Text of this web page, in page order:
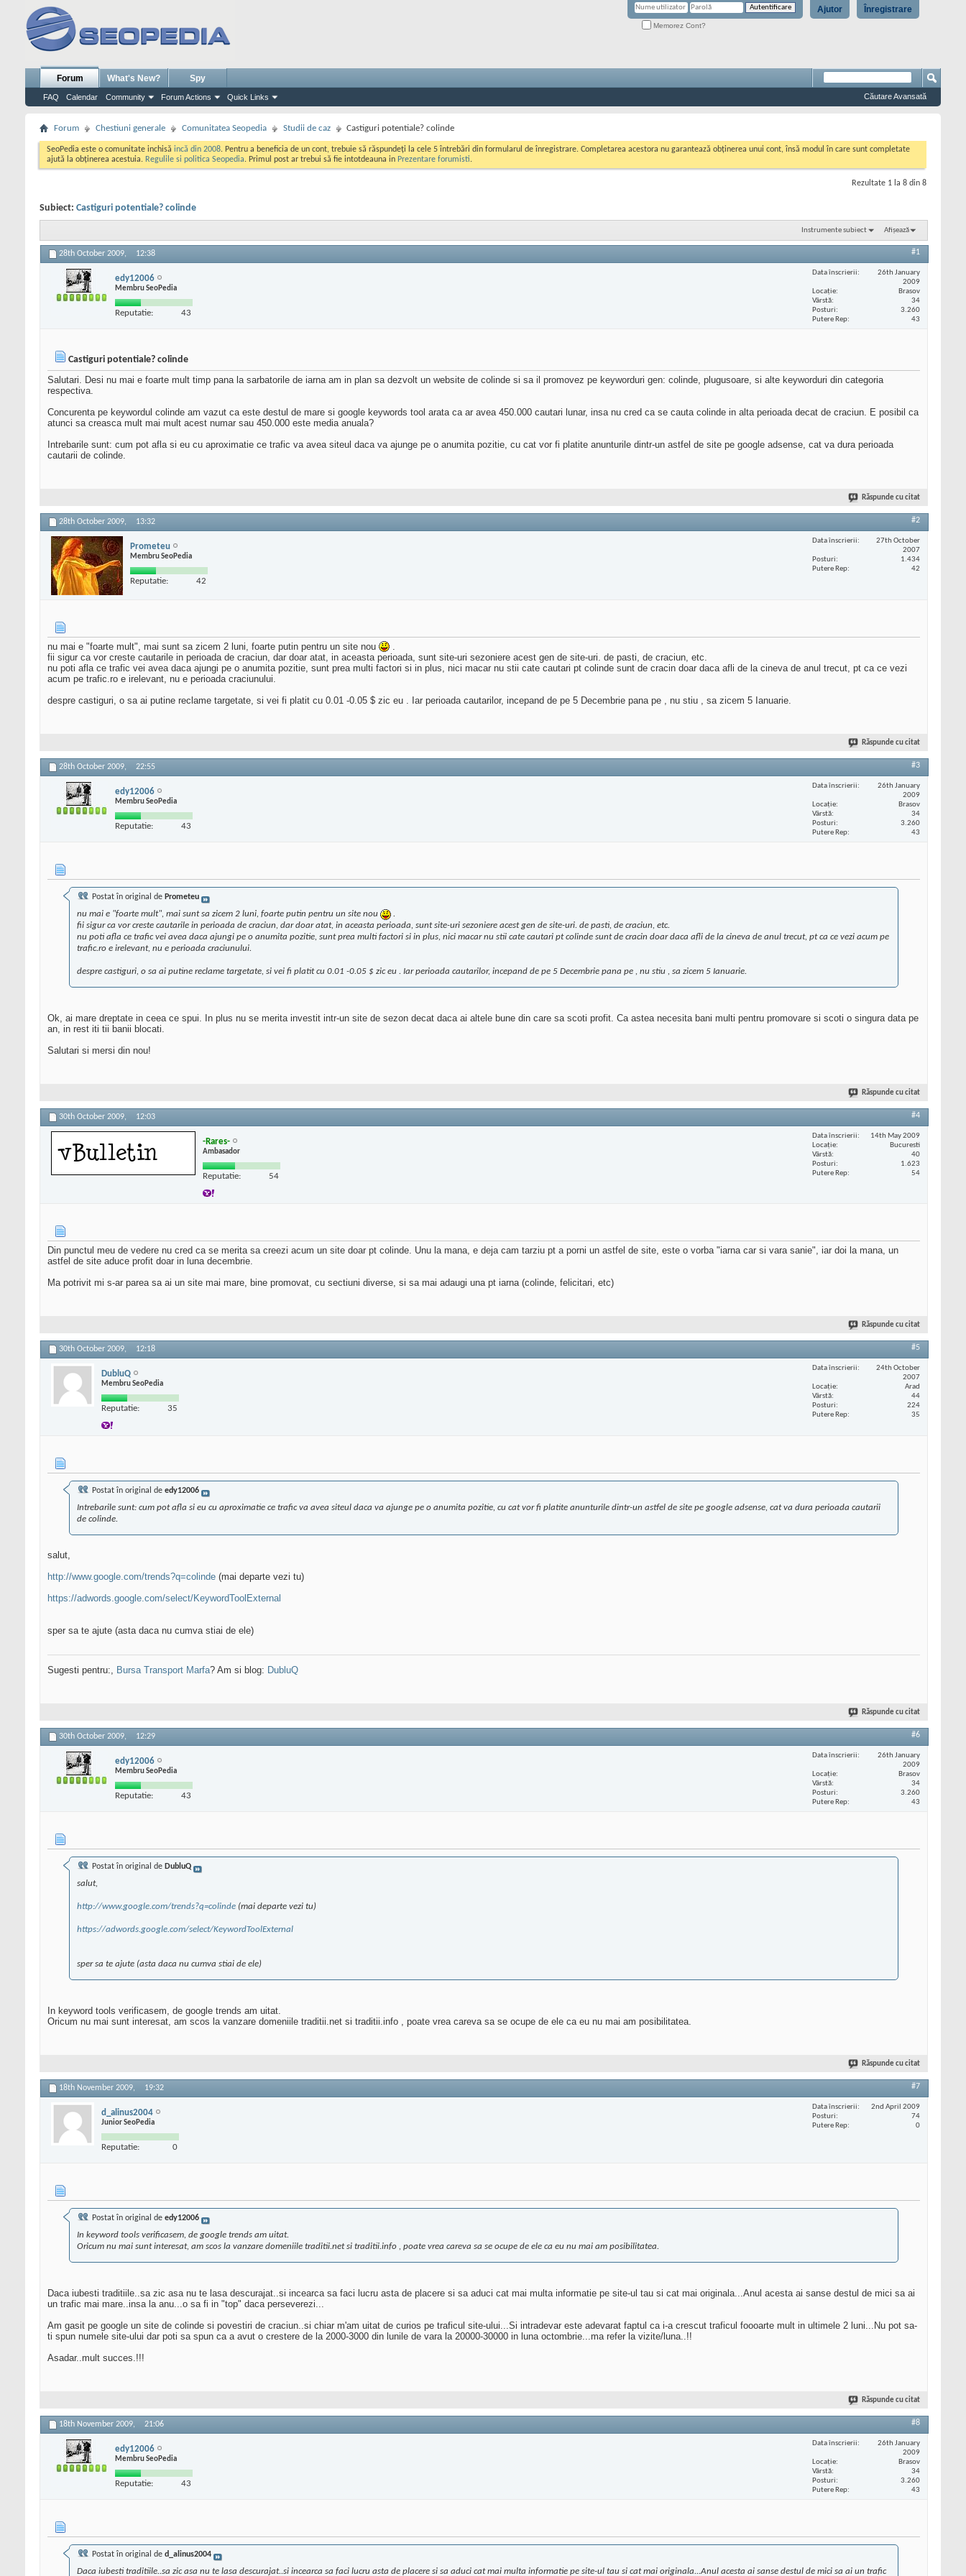
Înregistrare
Ajutor
Memorez Cont?
Forum
FAQ Calendar Community Forum Actions Quick Links
What's New? Spy
Căutare Avansată
Forum Chestiuni generale Comunitatea Seopedia Studii de caz Castiguri potentiale? colinde
SeoPedia este o comunitate inchisă incă din 2008. Pentru a beneficia de un cont, trebuie să răspundeți la cele 5 întrebări din formularul de înregistrare. Completarea acestora nu garantează obținerea unui cont, însă modul în care sunt completate
ajută la obținerea acestuia. Regulile si politica Seopedia. Primul post ar trebui să fie intotdeauna in Prezentare forumisti.
Rezultate 1 la 8 din 8
Subiect: Castiguri potentiale? colinde
Instrumente subiect Afișează
28th October 2009, 12:38 #1
edy12006
Membru SeoPedia
Reputatie: 43
Data înscrierii
26th January
2009
Locaţie
Brasov
Vârstă
34
Posturi
3.260
Putere Rep
43
Castiguri potentiale? colinde
Salutari. Desi nu mai e foarte mult timp pana la sarbatorile de iarna am in plan sa dezvolt un website de colinde si sa il promovez pe keyworduri gen: colinde, plugusoare, si alte keyworduri din categoria
respectiva.
Concurenta pe keywordul colinde am vazut ca este destul de mare si google keywords tool arata ca ar avea 450.000 cautari lunar, insa nu cred ca se cauta colinde in alta perioada decat de craciun. E posibil ca
atunci sa creasca mult mai mult acest numar sau 450.000 este media anuala?
Intrebarile sunt: cum pot afla si eu cu aproximatie ce trafic va avea siteul daca va ajunge pe o anumita pozitie, cu cat vor fi platite anunturile dintr-un astfel de site pe google adsense, cat va dura perioada
cautarii de colinde.
Răspunde cu citat
28th October 2009, 13:32 #2
Prometeu
Membru SeoPedia
Reputatie: 42
Data înscrierii
27th October
2007
Posturi
1.434
Putere Rep
42
nu mai e "foarte mult", mai sunt sa zicem 2 luni, foarte putin pentru un site nou
.
fii sigur ca vor creste cautarile in perioada de craciun, dar doar atat, in aceasta perioada, sunt site-uri sezoniere acest gen de site-uri. de pasti, de craciun, etc.
nu poti afla ce trafic vei avea daca ajungi pe o anumita pozitie, sunt prea multi factori si in plus, nici macar nu stii cate cautari pt colinde sunt de cracin doar daca afli de la cineva de anul trecut, pt ca ce vezi
acum pe trafic.ro e irelevant, nu e perioada craciunului.
despre castiguri, o sa ai putine reclame targetate, si vei fi platit cu 0.01 -0.05 $ zic eu . Iar perioada cautarilor, incepand de pe 5 Decembrie pana pe , nu stiu , sa zicem 5 Ianuarie.
Răspunde cu citat
28th October 2009, 22:55 #3
edy12006
Membru SeoPedia
Reputatie: 43
Data înscrierii
26th January
2009
Locaţie
Brasov
Vârstă
34
Posturi
3.260
Putere Rep
43
Postat în original de Prometeu
nu mai e "foarte mult", mai sunt sa zicem 2 luni, foarte putin pentru un site nou
.
fii sigur ca vor creste cautarile in perioada de craciun, dar doar atat, in aceasta perioada, sunt site-uri sezoniere acest gen de site-uri. de pasti, de craciun, etc.
nu poti afla ce trafic vei avea daca ajungi pe o anumita pozitie, sunt prea multi factori si in plus, nici macar nu stii cate cautari pt colinde sunt de cracin doar daca afli de la cineva de anul trecut, pt ca ce vezi acum pe
trafic.ro e irelevant, nu e perioada craciunului.
despre castiguri, o sa ai putine reclame targetate, si vei fi platit cu 0.01 -0.05 $ zic eu . Iar perioada cautarilor, incepand de pe 5 Decembrie pana pe , nu stiu , sa zicem 5 Ianuarie.
Ok, ai mare dreptate in ceea ce spui. In plus nu se merita investit intr-un site de sezon decat daca ai altele bune din care sa scoti profit. Ca astea necesita bani multi pentru promovare si scoti o singura data pe
an, in rest iti tii banii blocati.
Salutari si mersi din nou!
Răspunde cu citat
30th October 2009, 12:03 #4
-Rares-
Ambasador
Reputatie: 54
Data înscrierii
14th May 2009
Locaţie
Bucuresti
Vârstă
40
Posturi
1.623
Putere Rep
54
Din punctul meu de vedere nu cred ca se merita sa creezi acum un site doar pt colinde. Unu la mana, e deja cam tarziu pt a porni un astfel de site, este o vorba "iarna car si vara sanie", iar doi la mana, un
astfel de site aduce profit doar in luna decembrie.
Ma potrivit mi s-ar parea sa ai un site mai mare, bine promovat, cu sectiuni diverse, si sa mai adaugi una pt iarna (colinde, felicitari, etc)
Răspunde cu citat
30th October 2009, 12:18 #5
DubluQ
Membru SeoPedia
Reputatie: 35
Data înscrierii
24th October
2007
Locaţie
Arad
Vârstă
44
Posturi
224
Putere Rep
35
Postat în original de edy12006
Intrebarile sunt: cum pot afla si eu cu aproximatie ce trafic va avea siteul daca va ajunge pe o anumita pozitie, cu cat vor fi platite anunturile dintr-un astfel de site pe google adsense, cat va dura perioada cautarii
de colinde.
salut,
http://www.google.com/trends?q=colinde (mai departe vezi tu)
https://adwords.google.com/select/KeywordToolExternal
sper sa te ajute (asta daca nu cumva stiai de ele)
Sugesti pentru:, Bursa Transport Marfa? Am si blog: DubluQ
Răspunde cu citat
30th October 2009, 12:29 #6
edy12006
Membru SeoPedia
Reputatie: 43
Data înscrierii
26th January
2009
Locaţie
Brasov
Vârstă
34
Posturi
3.260
Putere Rep
43
Postat în original de DubluQ
salut,
http://www.google.com/trends?q=colinde (mai departe vezi tu)
https://adwords.google.com/select/KeywordToolExternal
sper sa te ajute (asta daca nu cumva stiai de ele)
In keyword tools verificasem, de google trends am uitat.
Oricum nu mai sunt interesat, am scos la vanzare domeniile traditii.net si traditii.info , poate vrea careva sa se ocupe de ele ca eu nu mai am posibilitatea.
Răspunde cu citat
18th November 2009, 19:32 #7
d_alinus2004
Junior SeoPedia
Reputatie: 0
Data înscrierii
2nd April 2009
Posturi
74
Putere Rep
0
Postat în original de edy12006
In keyword tools verificasem, de google trends am uitat.
Oricum nu mai sunt interesat, am scos la vanzare domeniile traditii.net si traditii.info , poate vrea careva sa se ocupe de ele ca eu nu mai am posibilitatea.
Daca iubesti traditiile..sa zic asa nu te lasa descurajat..si incearca sa faci lucru asta de placere si sa aduci cat mai multa informatie pe site-ul tau si cat mai originala...Anul acesta ai sanse destul de mici sa ai
un trafic mai mare..insa la anu...o sa fi in "top" daca perseverezi...
Am gasit pe google un site de colinde si povestiri de craciun..si chiar m'am uitat de curios pe traficul site-ului...Si intradevar este adevarat faptul ca i-a crescut traficul foooarte mult in ultimele 2 luni...Nu pot sa-
ti spun numele site-ului dar poti sa spun ca a avut o crestere de la 2000-3000 din lunile de vara la 20000-30000 in luna octombrie...ma refer la vizite/luna..!!
Asadar..mult succes.!!!
Răspunde cu citat
18th November 2009, 21:06 #8
edy12006
Membru SeoPedia
Reputatie: 43
Data înscrierii
26th January
2009
Locaţie
Brasov
Vârstă
34
Posturi
3.260
Putere Rep
43
Postat în original de d_alinus2004
Daca iubesti traditiile..sa zic asa nu te lasa descurajat..si incearca sa faci lucru asta de placere si sa aduci cat mai multa informatie pe site-ul tau si cat mai originala...Anul acesta ai sanse destul de mici sa ai un trafic